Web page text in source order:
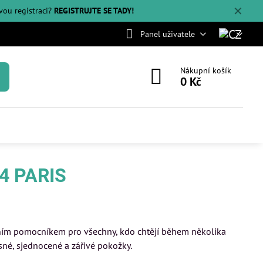
✕
registraci?REGISTRUJTE SE TADY!
Panel uživatele
Nákupní košík
0 Kč
PARIS
pomocníkem pro všechny, kdo chtějí během několika
sjednocené a zářivé pokožky.